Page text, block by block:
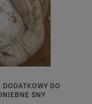
DO
SNY